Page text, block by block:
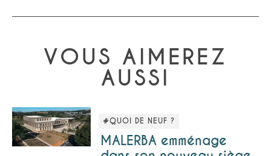
VOUS AIMEREZ
AUSSI
#QUOI DE NEUF ?
MALERBA emménage